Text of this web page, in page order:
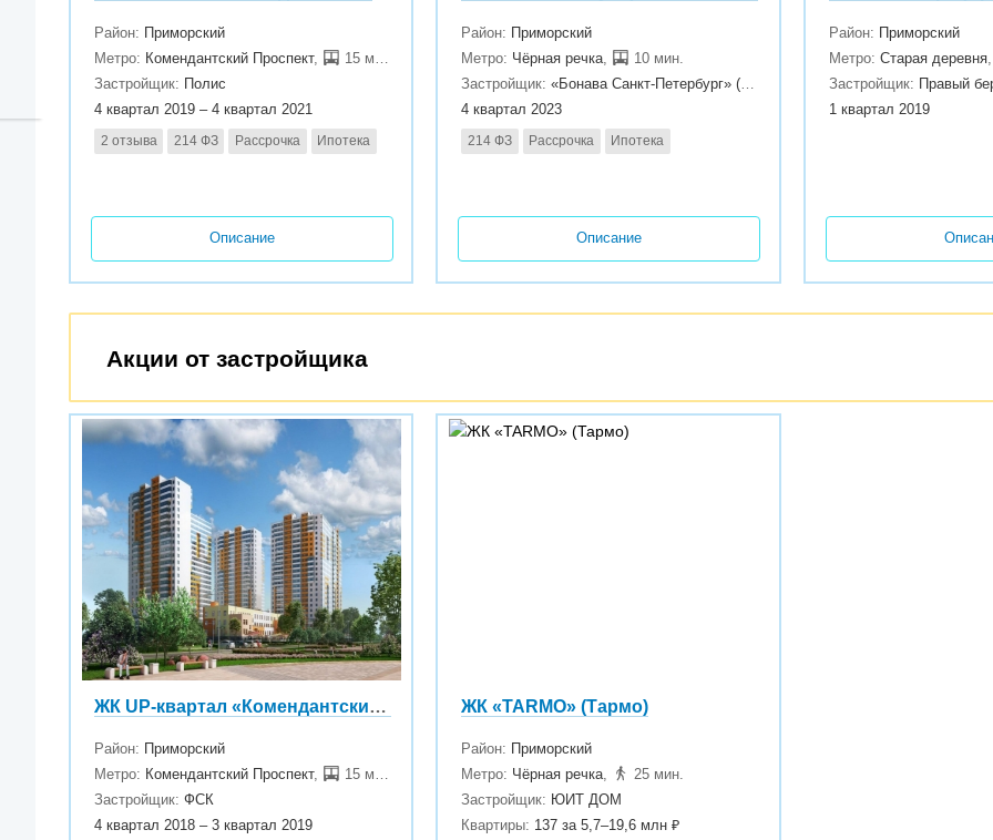
Район:
Приморский
Метро: Комендантский Проспект,
15 мин.
Застройщик:
Полис
4 квартал 2019 – 4 квартал 2021
2 отзыва
214 ФЗ Рассрочка Ипотека
Описание
Район:
Приморский
Метро: Чёрная речка,
10 мин.
Застройщик:«Бонава Санкт-Петербург» (Bonava)
4 квартал 2023
214 ФЗ
Рассрочка Ипотека
Описание
Район:
Приморский
Метро: Старая деревня
Застройщик:
Правый
1 квартал 2019
Акции от застройщика
ЖК UP-квартал «Комендантский» (UP! Квартал «Комендантский»)
Район:
Приморский
Метро: Комендантский Проспект,
15 мин.
Застройщик: ФСК
4 квартал 2018 – 3 квартал 2019
ЖК «TARMO» (Тармо)
Район:
Приморский
Метро: Чёрная речка,
25 мин.
Застройщик: ЮИТ ДОМ
Квартиры: 137 за 5,7–19,6 млн ₽